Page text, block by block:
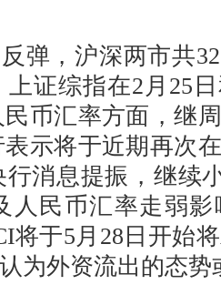
，沪深两市共
证综指在2月25
币汇率方面，继
示将于近期再次
消息提振，继续
人民币汇率走弱
将于5月28日开始
为外资流出的态势